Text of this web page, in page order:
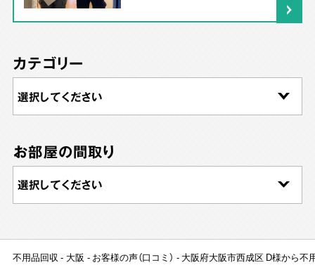
カテゴリー
お部屋の間取り
不用品回収 大阪 お客様の声（口コミ） 大阪府大阪市西成区 D様から不